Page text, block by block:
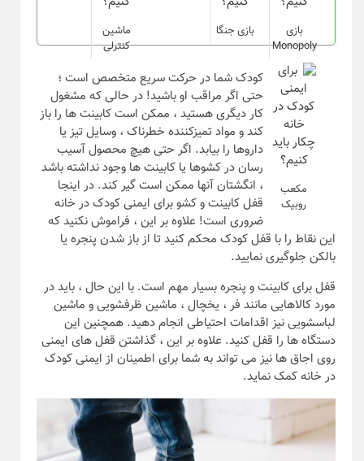
بازی
Monopoly
بازی جنگا
ماشین
کنترلی
مکعب
روبیک
کودک شما در حرکت سریع متخصص است ؛
حتی اگر مراقب او باشید! در حالی که مشغول
کار دیگری هستید ، ممکن است کابینت ها را باز
کند و مواد تمیزکننده خطرناک ، وسایل تیز یا
داروها را بیابد. اگر حتی هیچ محصول آسیب
رسان در کشوها یا کابینت ها وجود نداشته باشد
، انگشتان آنها ممکن است گیر کند. در اینجا
قفل کابینت و کشو برای ایمنی کودک در خانه
ضروری است! علاوه بر این ، فراموش نکنید که
این نقاط را با قفل کودک محکم کنید تا از باز شدن پنجره یا
بالکن جلوگیری نمایید.
قفل برای کابینت و پنجره بسیار مهم است. با این حال ، باید در
مورد کالاهایی مانند فر ، یخچال ، ماشین ظرفشویی و ماشین
لباسشویی نیز اقدامات احتیاطی انجام دهید. همچنین این
دستگاه ها را قفل کنید. علاوه بر این ، گذاشتن قفل های ایمنی
روی اجاق ها نیز می تواند به شما برای اطمینان از ایمنی کودک
در خانه کمک نماید.